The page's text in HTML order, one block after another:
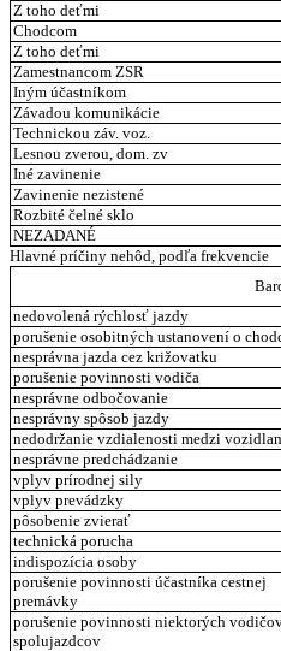
Z toho deťmi
Chodcom
Z toho deťmi
Zamestnancom ZSR
Iným účastníkom
Závadou komunikácie
Technickou záv. voz.
Lesnou zverou, dom. zv
Iné zavinenie
Zavinenie nezistené
Rozbité čelné sklo
NEZADANÉ
Hlavné príčiny nehôd, podľa frekvencie
nedovolená rýchlosť jazdy
porušenie osobitných ustanovení o
nesprávna jazda cez križovatku
porušenie povinnosti vodiča
nesprávne odbočovanie
nesprávny spôsob jazdy
nedodržanie vzdialenosti medzi
nesprávne predchádzanie
vplyv prírodnej sily
vplyv prevádzky
pôsobenie zvierať
technická porucha
indispozícia osoby
porušenie povinnosti účastníka cestnej
premávky
porušenie povinnosti niektorých
spolujazdcov